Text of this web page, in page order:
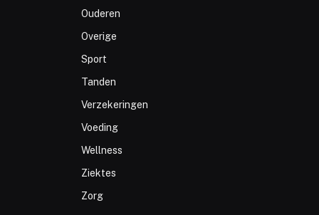
Ouderen
Overige
Sport
Tanden
Verzekeringen
Voeding
Wellness
Ziektes
Zorg